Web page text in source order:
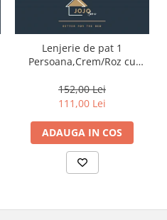
Lenjerie de pat 1
Persoana,Crem/Roz cu
152,00 Lei
111,00 Lei
ADAUGA IN COS